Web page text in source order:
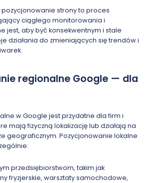
pozycjonowanie strony to proces
ciągłego monitorowania i
jest, aby być konsekwentnym i stale
działania do zmieniających się trendów i
regionalne Google — dla
w Google jest przydatne dla firm i
mają fizyczną lokalizację lub działają na
geograficznym. Pozycjonowanie lokalne
przedsiębiorstwom, takim jak
fryzjerskie, warsztaty samochodowe,